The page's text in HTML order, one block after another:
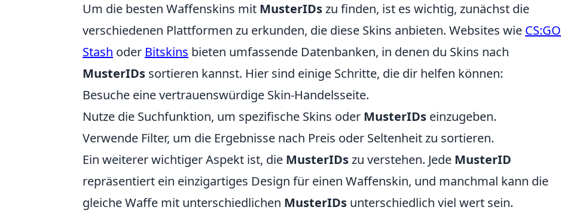
Um die besten Waffenskins mit MusterIDszu finden, ist es wichtig, zunächst die
verschiedenen Plattformen zu erkunden, die diese Skins anbieten. Websites wie CS:GO
Stash oder Bitskins bieten umfassende Datenbanken, in denen du Skins nach
MusterIDs sortieren kannst. Hier sind einige Schritte, die dir helfen können:
Besuche eine vertrauenswürdige Skin-Handelsseite.
Nutze die Suchfunktion, um spezifische Skins oder MusterIDs einzugeben.
Verwende Filter, um die Ergebnisse nach Preis oder Seltenheit zu sortieren.
Ein weiterer wichtiger Aspekt ist, die MusterIDszu verstehen. Jede MusterID
repräsentiert ein einzigartiges Design für einen Waffenskin, und manchmal kann die
gleiche Waffe mit unterschiedlichen MusterIDs unterschiedlich viel wert sein.